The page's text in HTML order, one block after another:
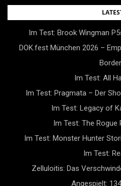
Skip
Im Test: Brook Wingman
DOK.fest München 2026 –
Im Test: All
Im Test: Pragmata – Der
Im Test: Legacy of
Im Test: The Rogue
Im Test: Monster Hunter
Im Test:
Zelluloitis: Das
Angespielt: